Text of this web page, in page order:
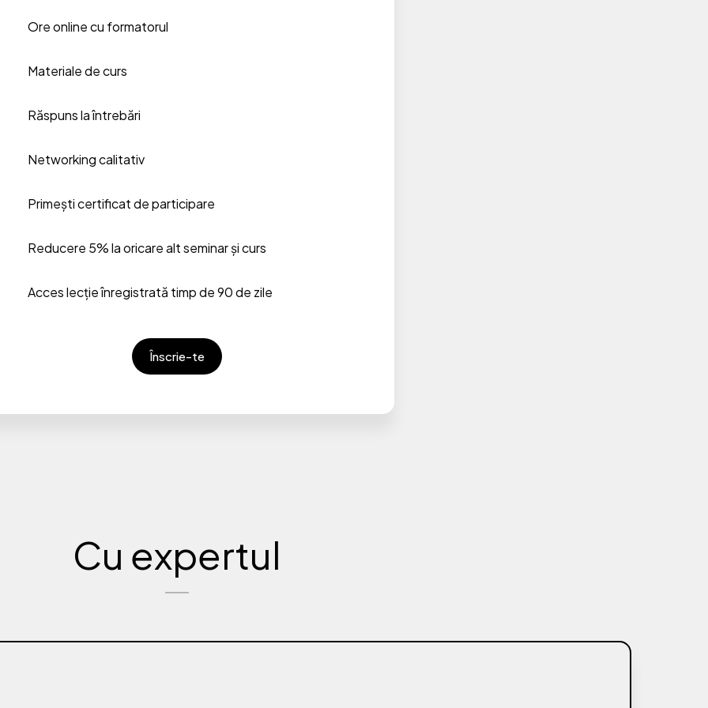
Ore online cu formatorul
Materiale de curs
Răspuns la întrebări
Networking calitativ
Primești certificat de participare
Reducere 5% la oricare alt seminar și curs
Acces lecție înregistrată timp de 90 de zile
Înscrie-te
Cu expertul